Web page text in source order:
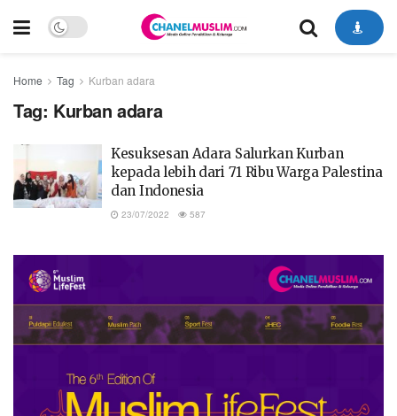
Home Tag Kurban adara
Tag: Kurban adara
Kesuksesan Adara Salurkan Kurban
kepada lebih dari 71 Ribu Warga Palestina
dan Indonesia
23/07/2022 587